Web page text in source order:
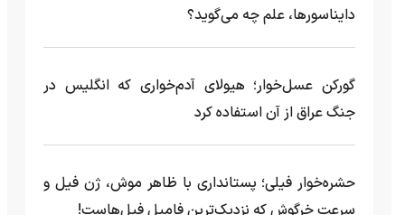
دایناسورها، علم چه می‌گوید؟
گورکن عسل‌خوار؛ هیولای آدم‌خواری که انگلیس در
جنگ عراق از آن استفاده کرد
حشره‌خوار فیلی؛ پستانداری با ظاهر موش، ژن فیل و
سرعت خرگوش که نزدیک‌ترین فامیل فیل‌هاست!